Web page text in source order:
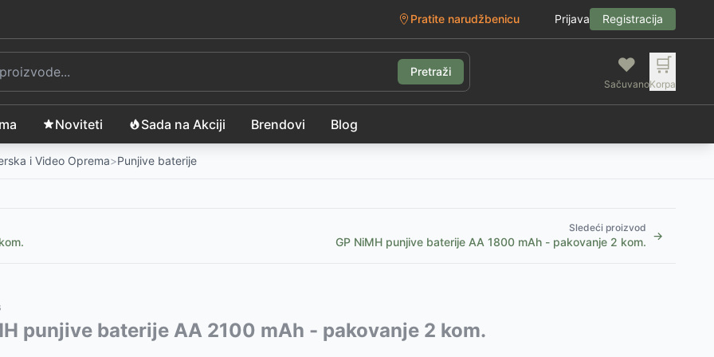
Pratite narudžbenicu Prijava Registracija
Pretraži ❤️
Sačuvano
🛒
Korpa
Noviteti Sada na Akciji Brendovi Blog
i Video Oprema>Punjive baterije
Sledeći proizvod
GP NiMH punjive baterije AA 1800 mAh - pakovanje 2 kom. →
1299RSD
1599
RSD
RSD
punjive baterije AA 2100 mAh - pakovanje 2 kom.